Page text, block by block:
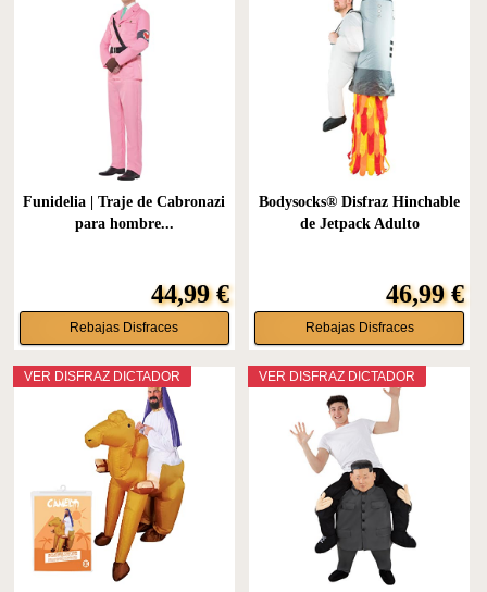
Funidelia | Traje de Cabronazi
para hombre...
44,99 €
Rebajas Disfraces
Bodysocks® Disfraz Hinchable
de Jetpack Adulto
46,99 €
Rebajas Disfraces
VER DISFRAZ DICTADOR VER DISFRAZ DICTADOR